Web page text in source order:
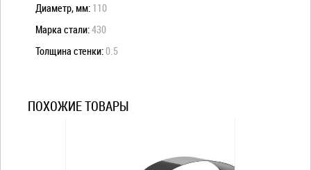
Диаметр, мм: 110
Марка стали:430
Толщина стенки:0.5
ПОХОЖИЕ ТОВАРЫ